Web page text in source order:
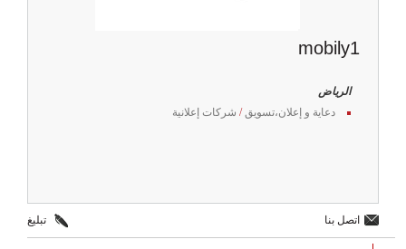
mobily1
الرياض
دعاية و إعلان،تسويق / شركات إعلانية
اتصل بنا تبليغ